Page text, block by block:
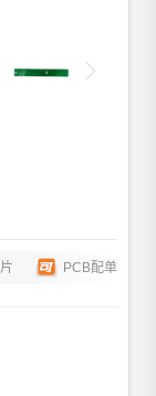
PCB配单